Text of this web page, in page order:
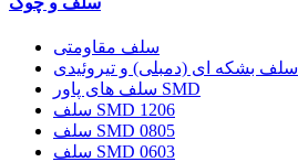
سلف مقاومتی
سلف بشکه ای (دمبلی) و تیروئیدی
سلف های پاور SMD
سلف SMD 1206
سلف SMD 0805
سلف SMD 0603